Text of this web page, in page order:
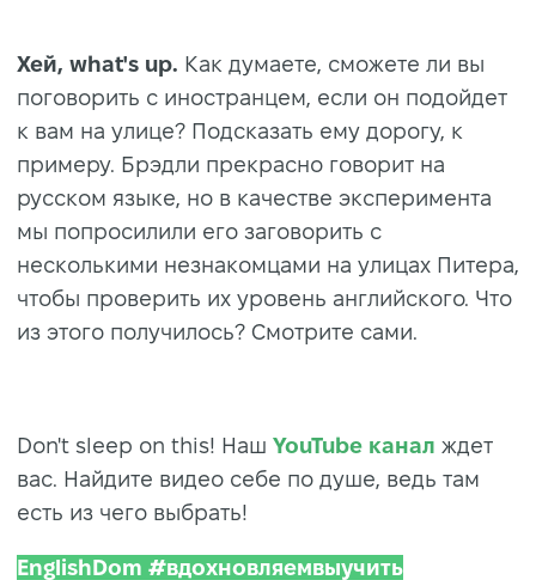
Хей, what's up. Как думаете, сможете ли вы
поговорить с иностранцем, если он подойдет
к вам на улице? Подсказать ему дорогу, к
примеру. Брэдли прекрасно говорит на
русском языке, но в качестве эксперимента
мы попросилили его заговорить с
несколькими незнакомцами на улицах Питера,
чтобы проверить их уровень английского. Что
из этого получилось? Смотрите сами.
Don't sleep on this! Наш YouTube канал ждет
вас. Найдите видео себе по душе, ведь там
есть из чего выбрать!
EnglishDom #вдохновляемвыучить